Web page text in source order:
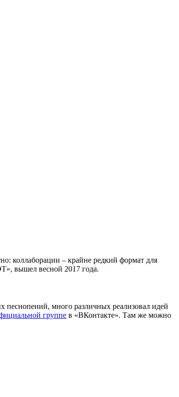
коллаборации – крайне редкий формат для
вышел весной 2017 года.
песнопений, много различных реализовал идей
группе в «ВКонтакте». Там же можно